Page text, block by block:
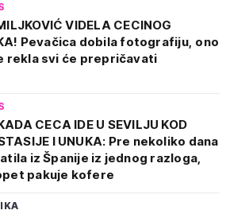
VIDELA CECINOG
Pevačica dobila fotografiju, ono
rekla svi će prepričavati
CECA IDE U SEVILJU KOD
I UNUKA: Pre nekoliko dana
iz Španije iz jednog razloga,
pakuje kofere